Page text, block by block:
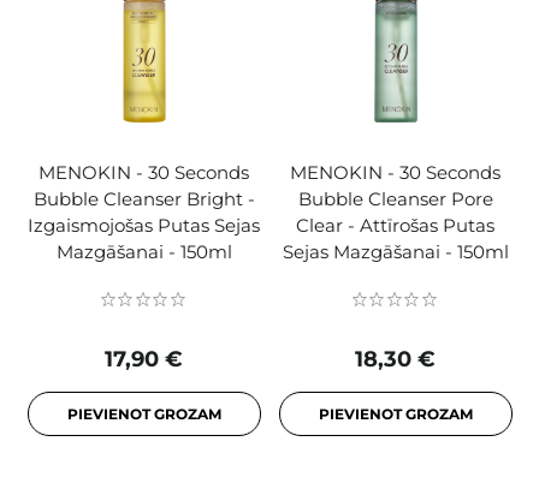
MENOKIN - 30 Seconds
Bubble Cleanser Bright -
Izgaismojošas Putas Sejas
Mazgāšanai - 150ml
17,90 €
PIEVIENOT GROZAM
MENOKIN - 30 Seconds
Bubble Cleanser Pore
Clear - Attīrošas Putas
Sejas Mazgāšanai - 150ml
18,30 €
PIEVIENOT GROZAM